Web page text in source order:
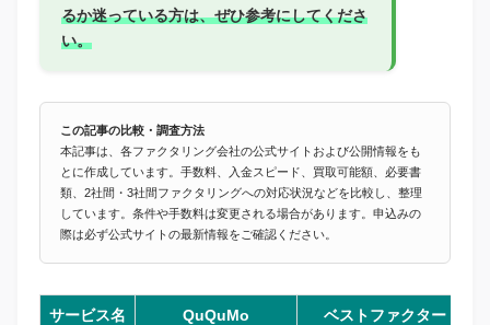
るか迷っている方は、ぜひ参考にしてくださ
い。
この記事の比較・調査方法
本記事は、各ファクタリング会社の公式サイトおよび公開情報をも
とに作成しています。手数料、入金スピード、買取可能額、必要書
類、2社間・3社間ファクタリングへの対応状況などを比較し、整理
しています。条件や手数料は変更される場合があります。申込みの
際は必ず公式サイトの最新情報をご確認ください。
サービス名 QuQuMo ベストファクター